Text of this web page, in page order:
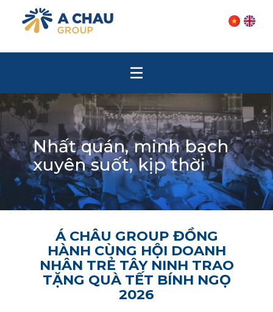
Nhất quán, minh bạch
xuyên suốt, kịp thời
Á CHÂU GROUP ĐỒNG
HÀNH CÙNG HỘI DOANH
NHÂN TRẺ TÂY NINH TRAO
TẶNG QUÀ TẾT BÍNH NGỌ
2026